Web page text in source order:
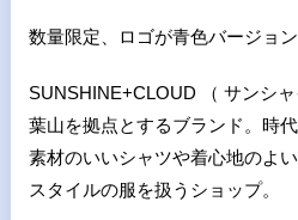
数量限定、ロゴが青色バージョン
SUNSHINE+CLOUD
（ サンシ
葉山を拠点とするブランド。時
素材のいいシャツや着心地のよ
スタイルの服を扱うショップ。